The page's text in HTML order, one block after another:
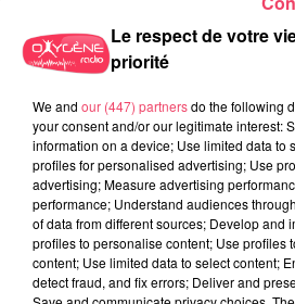
ANGERS SCO. UN DÉFENSEUR QUITTE
Le respect de votre
priorité
We and our (447) partnersdo the following
your consent and/or our legitimate interest:
information on a device; Use limited data to
profiles for personalised advertising; Use
advertising; Measure advertising
performance; Understand audiences
of data from different sources; Develop and
profiles to personalise content; Use profiles
content; Use limited data to select content;
detect fraud, and fix errors; Deliver and